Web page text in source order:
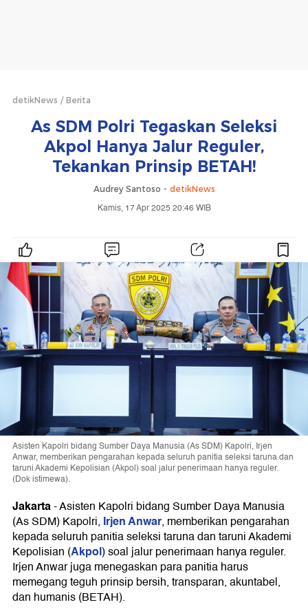
detikNews Berita
As SDM Polri Tegaskan Seleksi
Akpol Hanya Jalur Reguler,
Tekankan Prinsip BETAH!
Audrey Santoso - detikNews
Kamis, 17 Apr 2025 20:46 WIB
Asisten Kapolri bidang Sumber Daya Manusia (As SDM) Kapolri, Irjen
Anwar, memberikan pengarahan kepada seluruh panitia seleksi taruna dan
taruni Akademi Kepolisian (Akpol) soal jalur penerimaan hanya reguler.
(Dok istimewa).
Jakarta-Asisten Kapolri bidang Sumber Daya Manusia
(As SDM) Kapolri, Irjen Anwar, memberikan pengarahan
kepada seluruh panitia seleksi taruna dan taruni Akademi
Kepolisian (Akpol) soal jalur penerimaan hanya reguler.
Irjen Anwar juga menegaskan para panitia harus
memegang teguh prinsip bersih, transparan, akuntabel,
dan humanis (BETAH).